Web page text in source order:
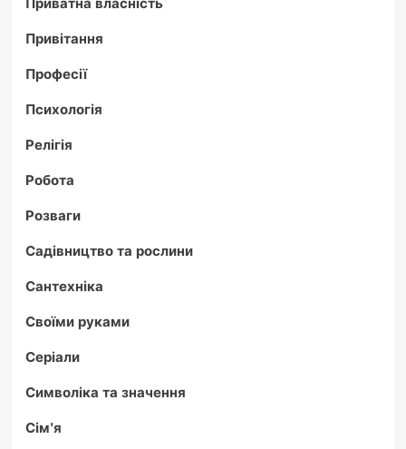
Привітання
Професії
Психологія
Релігія
Робота
Розваги
Садівництво та рослини
Сантехніка
Своїми руками
Серіали
Символіка та значення
Сім'я